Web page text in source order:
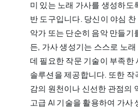
미 있는 노래 가사를 생성하도
반 도구입니다. 당신이 야심
악가 또는 단순히 음악 만들기
든, 가사 생성기는 스스로 노
데 필요한 작문 기술이 부족한
솔루션을 제공합니다. 또한 작
감의 원천이나 신선한 관점의
고급 AI 기술을 활용하여 가사